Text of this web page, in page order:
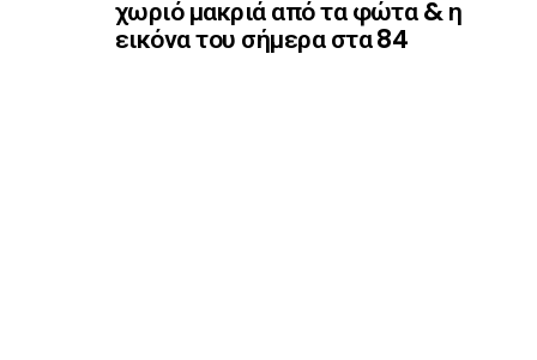
χωριό μακριά από τα φώτα & η
εικόνα του σήμερα στα 84